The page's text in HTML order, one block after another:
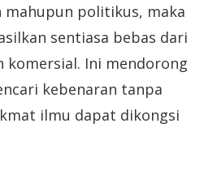
politikus, maka
sentiasa bebas dari
Ini mendorong
kebenaran tanpa
ilmu dapat dikongsi